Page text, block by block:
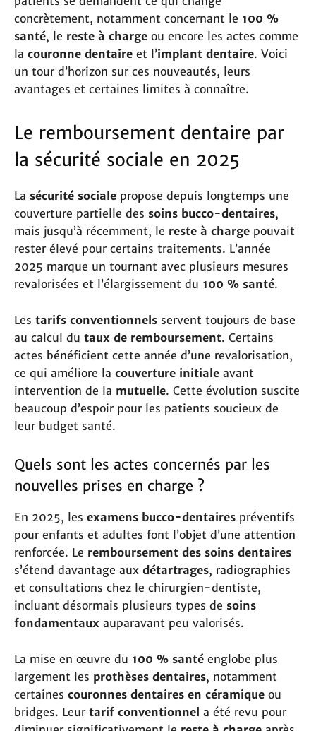
concrètement, notamment concernant le 100 %
santé, le reste à charge ou encore les actes comme
la couronne dentaire et l’implant dentaire. Voici
un tour d’horizon sur ces nouveautés, leurs
avantages et certaines limites à connaître.
Le remboursement dentaire par
la sécurité sociale en 2025
La sécurité sociale propose depuis longtemps une
couverture partielle des soins bucco-dentaires,
mais jusqu’à récemment, le reste à charge pouvait
rester élevé pour certains traitements. L’année
2025 marque un tournant avec plusieurs mesures
revalorisées et l’élargissement du 100 % santé.
Les tarifs conventionnels servent toujours de base
au calcul du taux de remboursement. Certains
actes bénéficient cette année d’une revalorisation,
ce qui améliore la couverture initiale avant
intervention de la mutuelle. Cette évolution suscite
beaucoup d’espoir pour les patients soucieux de
leur budget santé.
Quels sont les actes concernés par les
nouvelles prises en charge ?
En 2025, les examens bucco-dentaires préventifs
pour enfants et adultes font l’objet d’une attention
renforcée. Le remboursement des soins dentaires
s’étend davantage aux détartrages, radiographies
et consultations chez le chirurgien-dentiste,
incluant désormais plusieurs types de soins
fondamentaux auparavant peu valorisés.
La mise en œuvre du 100 % santé englobe plus
largement les prothèses dentaires, notamment
certaines couronnes dentaires en céramique ou
bridges. Leur tarif conventionnel a été revu pour